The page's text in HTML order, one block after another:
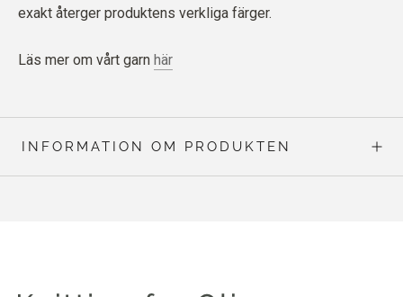
exakt återger produktens verkliga färger.
Läs mer om vårt garn här
INFORMATION OM PRODUKTEN